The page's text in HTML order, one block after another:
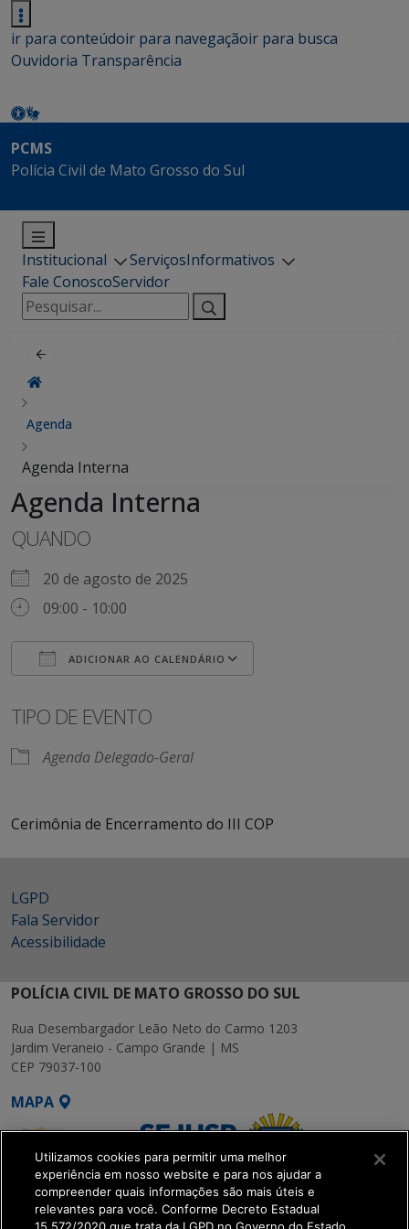
ir para conteúdoir para navegaçãoir para busca
Ouvidoria Transparência
PCMS
Polícia Civil de Mato Grosso do Sul
Institucional ServiçosInformativos
Fale ConoscoServidor
Pesquisar
por:
Agenda
Agenda Interna
Agenda Interna
QUANDO
20 de agosto de 2025
09:00 - 10:00
ADICIONAR AO CALENDÁRIO
TIPO DE EVENTO
Agenda Delegado-Geral
Cerimônia de Encerramento do III COP
LGPD
Fala Servidor
Acessibilidade
POLÍCIA CIVIL DE MATO GROSSO DO SUL
Rua Desembargador Leão Neto do Carmo 1203
Jardim Veraneio - Campo Grande | MS
CEP 79037-100
MAPA
Utilizamos cookies para permitir uma melhor
experiência em nosso website e para nos ajudar a
compreender quais informações são mais úteis e
relevantes para você. Conforme Decreto Estadual